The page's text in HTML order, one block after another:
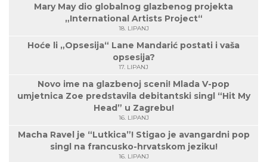
Mary May dio globalnog glazbenog projekta
„International Artists Project“
18. LIPANJ
Hoće li „Opsesija“ Lane Mandarić postati i vaša
opsesija?
17. LIPANJ
Novo ime na glazbenoj sceni! Mlada V-pop
umjetnica Zoe predstavila debitantski singl “Hit My
Head” u Zagrebu!
16. LIPANJ
Macha Ravel je “Lutkica”! Stigao je avangardni pop
singl na francusko-hrvatskom jeziku!
16. LIPANJ